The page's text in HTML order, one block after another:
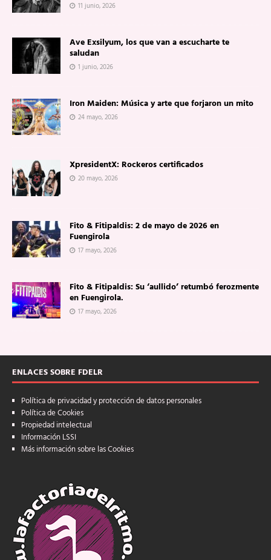
11 junio, 2026
Ave Exsilyum, los que van a escucharte te
saludan
1 junio, 2026
Iron Maiden: Música y arte que forjaron un mito
24 mayo, 2026
XpresidentX: Rockeros certificados
20 mayo, 2026
Fito & Fitipaldis: 2 de mayo de 2026 en
Fuengirola
17 mayo, 2026
Fito & Fitipaldis: Su ‘aullido’ retumbó ferozmente
en Fuengirola.
17 mayo, 2026
ENLACES SOBRE FDELR
Política de privacidad y protección de datos personales
Política de Cookies
Propiedad intelectual
Información LSSI
Más información sobre las Cookies